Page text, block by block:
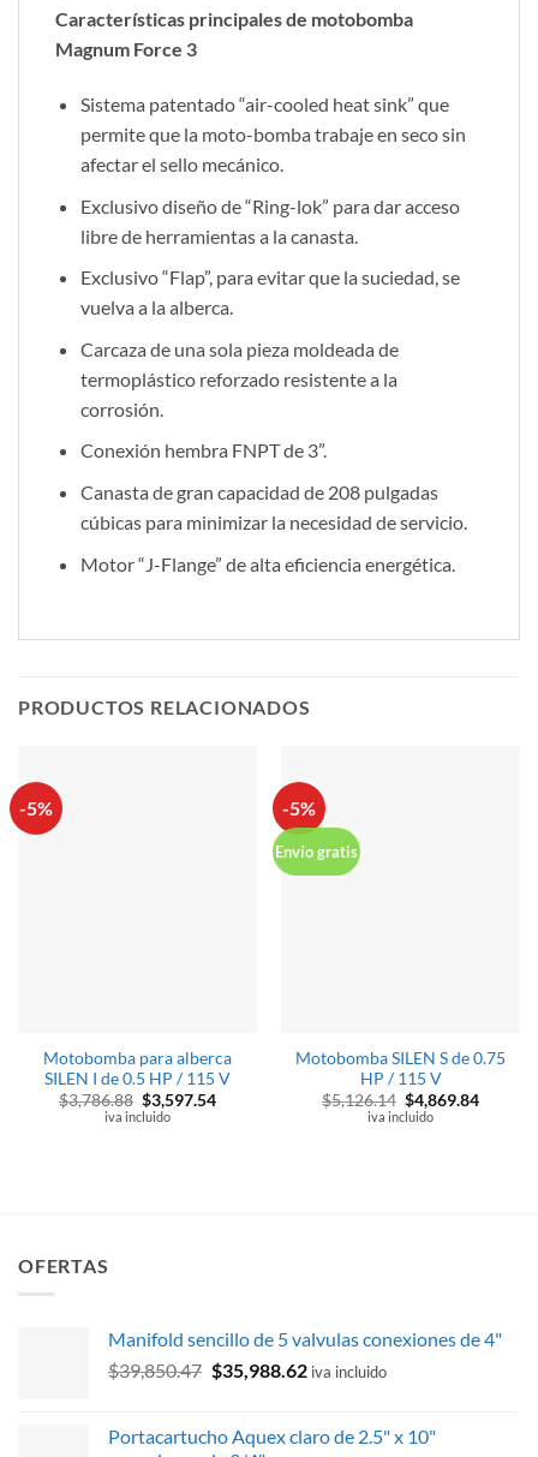
Características principales de motobomba
Magnum Force 3
Sistema patentado “air-cooled heat sink” que
permite que la moto-bomba trabaje en seco sin
afectar el sello mecánico.
Exclusivo diseño de “Ring-lok” para dar acceso
libre de herramientas a la canasta.
Exclusivo “Flap”, para evitar que la suciedad, se
vuelva a la alberca.
Carcaza de una sola pieza moldeada de
termoplástico reforzado resistente a la
corrosión.
Conexión hembra FNPT de 3”.
Canasta de gran capacidad de 208 pulgadas
cúbicas para minimizar la necesidad de servicio.
Motor “J-Flange” de alta eficiencia energética.
PRODUCTOS RELACIONADOS
-5%
Motobomba para alberca
SILEN I de 0.5 HP / 115 V
$3,786.88 El
precio
$3,597.54El
iva incluido
-5%
Envío gratis
Motobomba SILEN S de 0.75
HP / 115 V
$5,126.14 El
precio
$4,869.84El
iva incluido
OFERTAS
Manifold sencillo de 5 valvulas conexiones de 4"
$39,850.47 El
era:
$35,988.62El
es:
iva incluido
Portacartucho Aquex claro de 2.5" x 10"